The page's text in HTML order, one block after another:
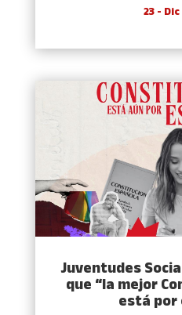
23 -
Juventudes
que “la mejor
está